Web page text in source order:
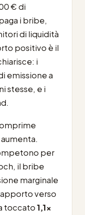
€ di
i bribe,
di liquidità
positivo è il
i
emissione a
stesse, e i
per
il bribe
marginale
verso
toccato1,1x